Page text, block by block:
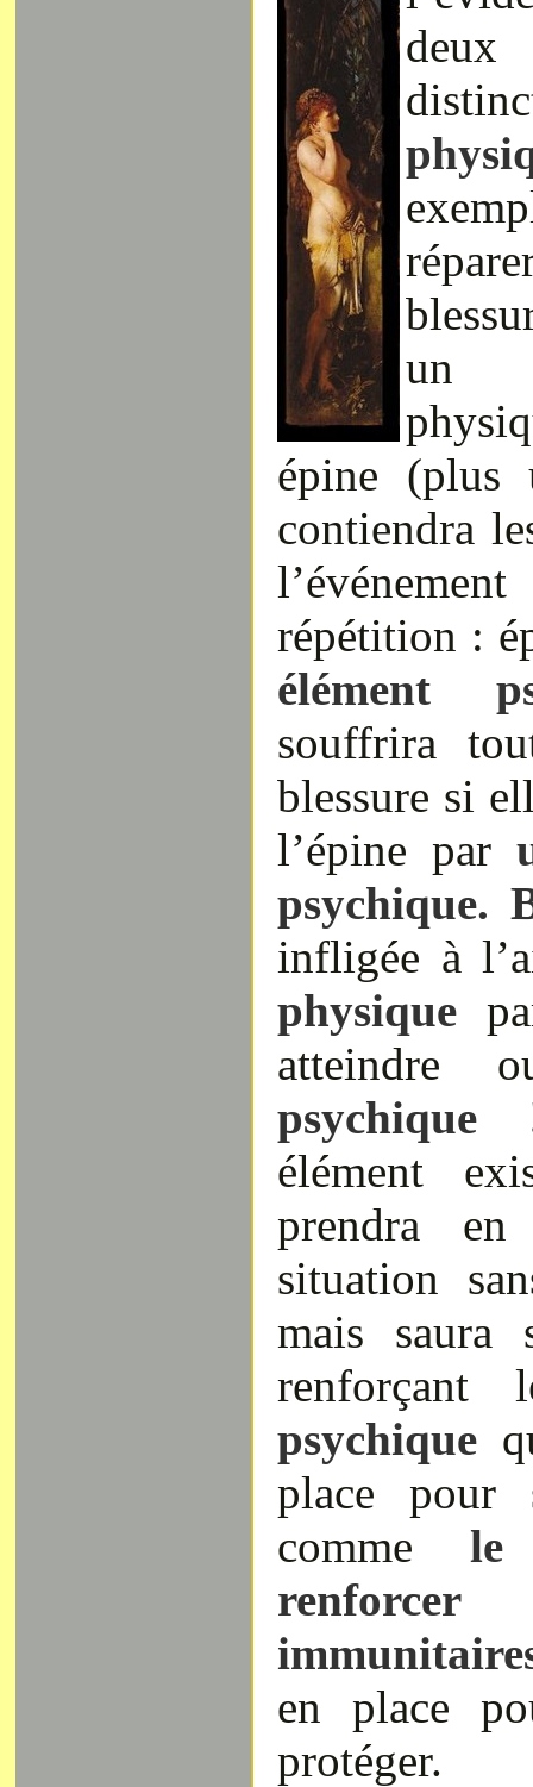
un
épine (plus
contiendra
répétition :
élément
souffrira
blessure si
l’épine par
psychique.
infligée à
physique
atteindre
psychique
élément
prendra en
situation
mais saura
psychique
place pour
comme le
renforcer
en place
protéger.